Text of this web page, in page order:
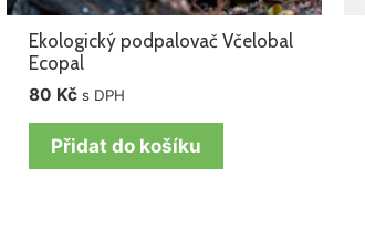
Ekologický podpalovač Včelobal
Ecopal
80 Kč s DPH
Přidat do košíku